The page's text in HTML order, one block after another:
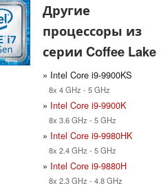
Другие
процессоры из
серии Coffee Lake
» Intel Core i9-9900KS
8x 4 GHz - 5 GHz
» Intel Core i9-9900K
8x 3.6 GHz - 5 GHz
» Intel Core i9-9980HK
8x 2.4 GHz - 5 GHz
» Intel Core i9-9880H
8x 2.3 GHz - 4.8 GHz